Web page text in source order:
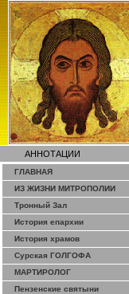
АННОТАЦИИ
ГЛАВНАЯ
ИЗ ЖИЗНИ МИТРОПОЛИИ
Тронный Зал
История епархии
История храмов
Сурская ГОЛГОФА
МАРТИРОЛОГ
Пензенские святыни